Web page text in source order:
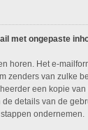
met ongepaste
horen. Het e-
zenders van zulke
een kopie
details van de
ondernemen.